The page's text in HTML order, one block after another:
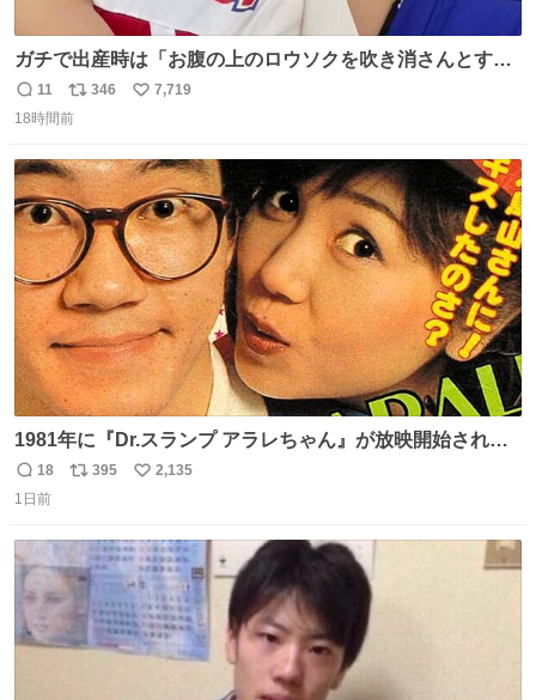
ガチで出産時は「お腹の上のロウソクを吹き消さんとする
サンシャイン池崎」だったし、お産後の股裂け状態でのト
イレは「とにかく明るい安村の体勢」が1番楽
返
信
11
リ
ポ
ト
数
346
い
数
7,719
18時間前
1981年に『Dr.スランプ アラレちゃん』が放映開始された
直後の鳥山明さんと、小山茉美さんです。
返
信
18
リ
数
395
い
数
2,135
1日前